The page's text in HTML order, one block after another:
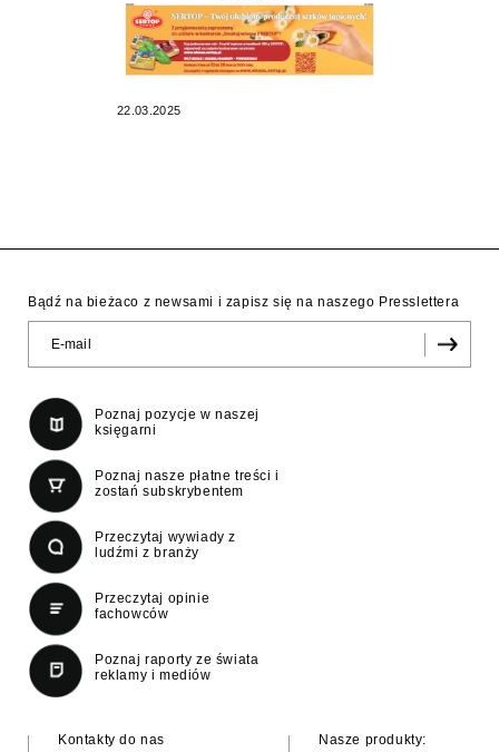
22.03.2025
Bądź na bieżaco z newsami i zapisz się na naszego Presslettera
Poznaj pozycje w naszej
księgarni
Poznaj nasze płatne treści i
zostań subskrybentem
Przeczytaj wywiady z
ludźmi z branży
Przeczytaj opinie
fachowców
Poznaj raporty ze świata
reklamy i mediów
Kontakty do nas
Nasze produkty: